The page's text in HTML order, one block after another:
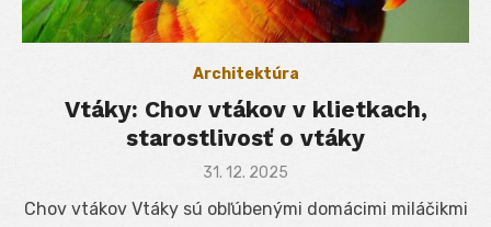
Architektúra
Vtáky: Chov vtákov v klietkach,
starostlivosť o vtáky
Posted
31. 12. 2025
Chov vtákov Vtáky sú obľúbenými domácimi miláčikmi